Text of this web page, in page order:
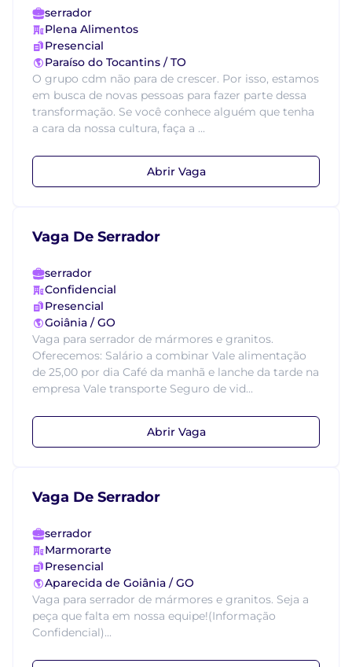
serrador
Plena Alimentos
Presencial
Paraíso do Tocantins / TO
O grupo cdm não para de crescer. Por isso, estamos
em busca de novas pessoas para fazer parte dessa
transformação. Se você conhece alguém que tenha
a cara da nossa cultura, faça a ...
Abrir Vaga
Vaga De Serrador
serrador
Confidencial
Presencial
Goiânia / GO
Vaga para serrador de mármores e granitos.
Oferecemos: Salário a combinar Vale alimentação
de 25,00 por dia Café da manhã e lanche da tarde na
empresa Vale transporte Seguro de vid...
Abrir Vaga
Vaga De Serrador
serrador
Marmorarte
Presencial
Aparecida de Goiânia / GO
Vaga para serrador de mármores e granitos. Seja a
peça que falta em nossa equipe!(Informação
Confidencial)...